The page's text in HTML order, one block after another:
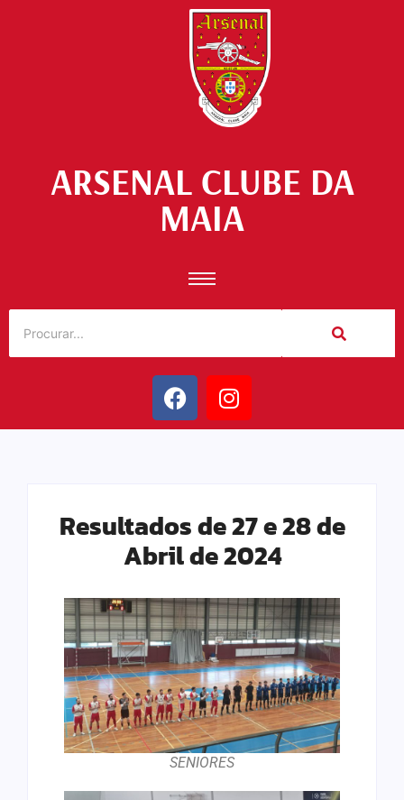
ARSENAL CLUBE DA
MAIA
Resultados de 27 e 28 de
Abril de 2024
SENIORES